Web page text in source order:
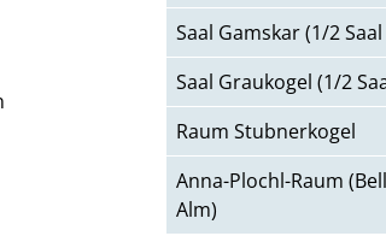
Saal Gamskar (1/2
Saal Graukogel (1/2
Raum Stubnerkogel
Anna-Plochl-Raum
Alm)